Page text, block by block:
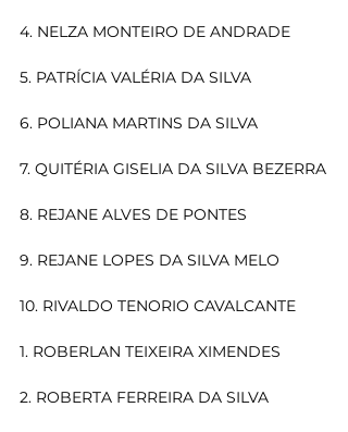
4. NELZA MONTEIRO DE ANDRADE
5. PATRÍCIA VALÉRIA DA SILVA
6. POLIANA MARTINS DA SILVA
7. QUITÉRIA GISELIA DA SILVA BEZERRA
8. REJANE ALVES DE PONTES
9. REJANE LOPES DA SILVA MELO
10. RIVALDO TENORIO CAVALCANTE
1. ROBERLAN TEIXEIRA XIMENDES
2. ROBERTA FERREIRA DA SILVA